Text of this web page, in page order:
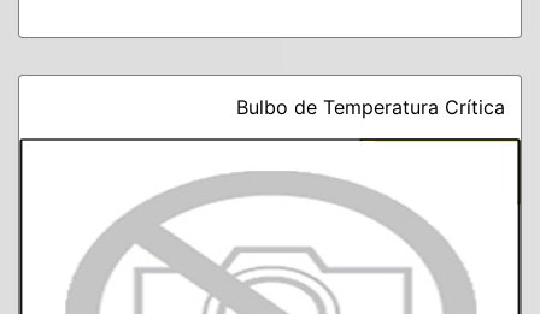
Bulbo de Temperatura Crítica